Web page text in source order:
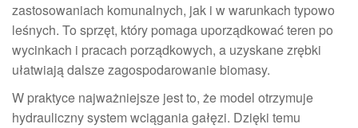
zastosowaniach komunalnych, jak i w warunkach typowo
leśnych. To sprzęt, który pomaga uporządkować teren po
wycinkach i pracach porządkowych, a uzyskane zrębki
ułatwiają dalsze zagospodarowanie biomasy.
W praktyce najważniejsze jest to, że model otrzymuje
hydrauliczny system wciągania gałęzi. Dzięki temu